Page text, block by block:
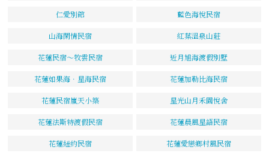
仁愛別館 藍色海悅民宿
山海閑情民宿 紅葉溫泉山莊
花蓮民宿～牧雲民宿 近月旭海渡假別墅
花蓮如果海．星海民宿 花蓮加勒比海民宿
花蓮民宿嵐天小築 星光山月禾園悅舍
花蓮法斯特渡假民宿 花蓮晨風星語民宿
花蓮紐約民宿 花蓮愛戀鄉村風民宿